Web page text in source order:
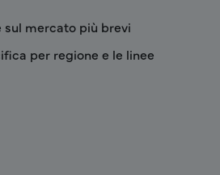
mercato più brevi
per regione e le linee